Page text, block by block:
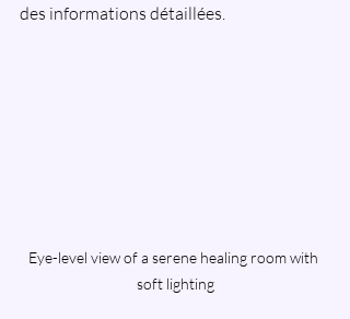
des informations détaillées.
Eye-level view of a serene healing room with
soft lighting